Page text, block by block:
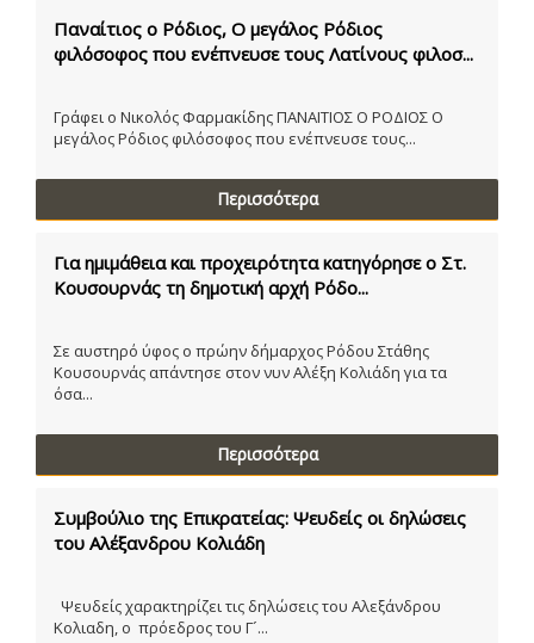
Παναίτιος ο Ρόδιος, Ο μεγάλος Ρόδιος
φιλόσοφος που ενέπνευσε τους Λατίνους φιλοσ...
Γράφει ο Νικολός Φαρμακίδης ΠΑΝΑΙΤΙΟΣ Ο ΡΟΔΙΟΣ Ο
μεγάλος Ρόδιος φιλόσοφος που ενέπνευσε τους...
Περισσότερα
Για ημιμάθεια και προχειρότητα κατηγόρησε ο Στ.
Κουσουρνάς τη δημοτική αρχή Ρόδο...
Σε αυστηρό ύφος ο πρώην δήμαρχος Ρόδου Στάθης
Κουσουρνάς απάντησε στον νυν Αλέξη Κολιάδη για τα
όσα...
Περισσότερα
Συμβούλιο της Επικρατείας: Ψευδείς οι δηλώσεις
του Αλέξανδρου Κολιάδη
Ψευδείς χαρακτηρίζει τις δηλώσεις του Αλεξάνδρου
Κολιαδη, ο πρόεδρος του Γ´...